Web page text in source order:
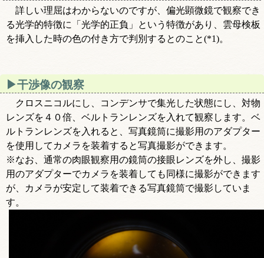
詳しい理屈はわからないのですが、偏光顕微鏡で観察でき
る光学的特徴に「光学的正負」という特徴があり、雲母検板
を挿入した時の色の付き方で判別するとのこと(*1)。
干渉像の観察
クロスニコルにし、コンデンサで集光した状態にし、対物
レンズを４０倍、ベルトランレンズを入れて観察します。ベ
ルトランレンズを入れると、写真鏡筒に撮影用のアダプター
を使用してカメラを装着すると写真撮影ができます。
※なお、通常の肉眼観察用の鏡筒の接眼レンズを外し、撮影
用のアダプターでカメラを装着しても同様に撮影ができます
が、カメラが安定して装着できる写真鏡筒で撮影していま
す。